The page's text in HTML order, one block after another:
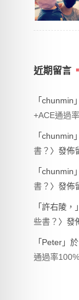
近期留言
「chunmin
+ACE通過
「chunmin
書？ 〉發佈
「chunmin
書？ 〉發佈
「許右陵，
些書？ 〉發
「 Peter」
通過率100%